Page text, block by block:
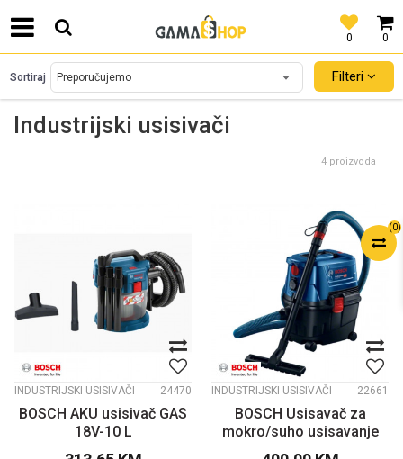
0
0
SIGURNO PLAĆANJE PLATNIM KARTICAMA!
(0)
Industrijski usisivači
Sortiraj Filteri
4 proizvoda
INDUSTRIJSKI USISIVAČI 24470
BOSCH AKU usisivač GAS
18V-10 L
INDUSTRIJSKI USISIVAČI 22661
BOSCH Usisavač za
mokro/suho usisavanje
GAS 15 PS